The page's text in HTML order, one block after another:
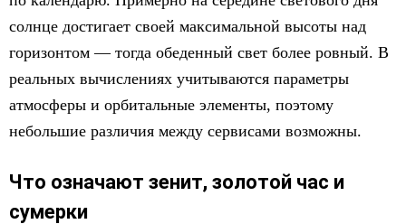
солнце достигает своей максимальной высоты над
горизонтом — тогда обеденный свет более ровный. В
реальных вычислениях учитываются параметры
атмосферы и орбитальные элементы, поэтому
небольшие различия между сервисами возможны.
Что означают зенит, золотой час и
сумерки